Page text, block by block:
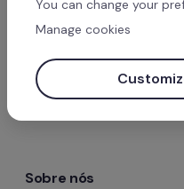
Sobre nós
You can change your
Manage cookies